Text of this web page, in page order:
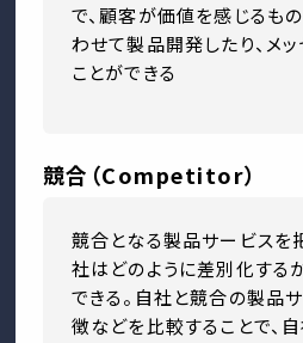
で、顧客が価値を感じるも
わせて製品開発したり、メ
ことができる
競合（Competitor）
競合となる製品サービスを
社はどのように差別化する
できる。自社と競合の製品
徴などを比較することで、